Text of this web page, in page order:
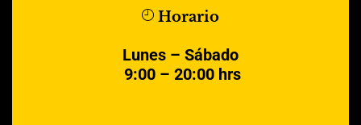
Horario
Lunes – Sábado
9:00 – 20:00 hrs